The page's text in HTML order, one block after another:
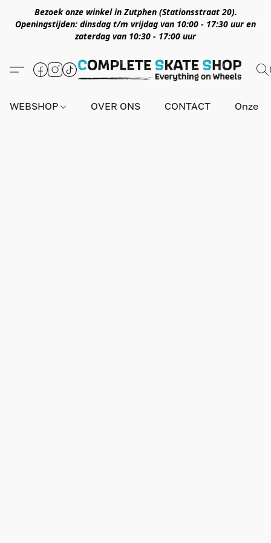
Bezoek onze winkel in Zutphen (Stationsstraat 20).
Openingstijden: dinsdag t/m vrijdag van 10:00 - 17:30 uur en
zaterdag van 10:30 - 17:00 uur
WEBSHOP OVER ONS CONTACT Onze